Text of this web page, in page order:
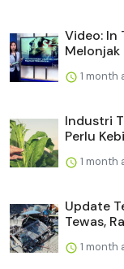
Video: In
Melonjak
1 month
Industri
Perlu
1 month
Update
Tewas,
1 month